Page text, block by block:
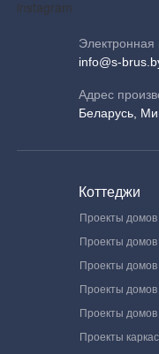
Электронная
info@s-
Адрес
Беларусь,
Коттеджи
Проекты домов
Проекты домов
Проекты домов
Проекты
Проекты домов
Проекты